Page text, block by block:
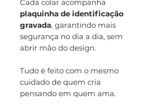
Cada colar acompanha
plaquinha de identificação
gravada, garantindo mais
segurança no dia a dia, sem
abrir mão do design.
Tudo é feito com o mesmo
cuidado de quem cria
pensando em quem ama.